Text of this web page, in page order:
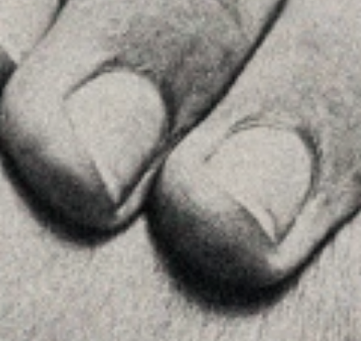
+34934677414
Veure a Google Maps
Príncipe de Vergara, 108 , 5ª planta
28002 , Madrid
+34 915759925
Veure a Google Maps
MENU
Inici
La Firma